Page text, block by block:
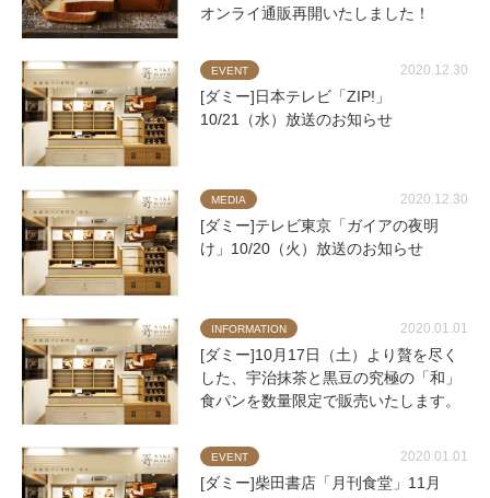
オンライ通販再開いたしました！
EVENT 2020.12.30
[ダミー]日本テレビ「ZIP!」
10/21（水）放送のお知らせ
MEDIA 2020.12.30
[ダミー]テレビ東京「ガイアの夜明
け」10/20（火）放送のお知らせ
INFORMATION 2020.01.01
[ダミー]10月17日（土）より贅を尽く
した、宇治抹茶と黒豆の究極の「和」
食パンを数量限定で販売いたします。
EVENT 2020.01.01
[ダミー]柴田書店「月刊食堂」11月